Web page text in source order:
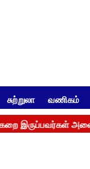
சுற்றுலா வணிகம்